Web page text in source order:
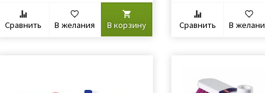
Сравнить В желания В корзину Сравнить В